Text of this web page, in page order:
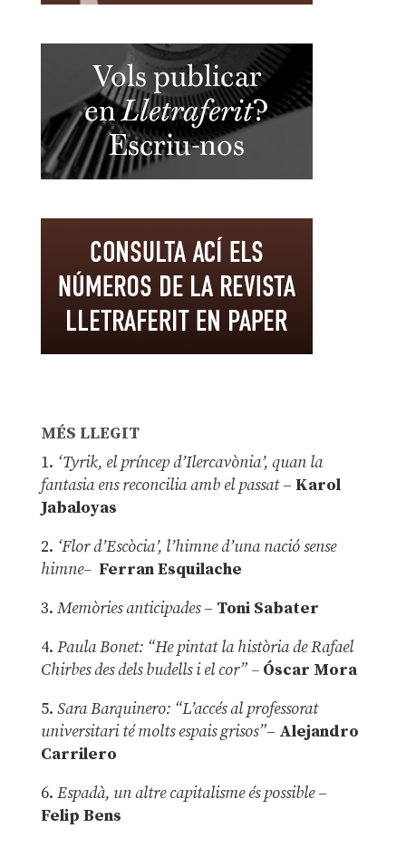
MÉS LLEGIT
1. ‘Tyrik, el príncep d’Ilercavònia’, quan la
fantasia ens reconcilia amb el passat– Karol
Jabaloyas
2. ‘Flor d’Escòcia’, l’himne d’una nació sense
himne– Ferran Esquilache
3. Memòries anticipades– Toni Sabater
4. Paula Bonet: “He pintat la història de Rafael
Chirbes des dels budells i el cor” –Óscar Mora
5. Sara Barquinero: “L’accés al professorat
universitari té molts espais grisos”– Alejandro
Carrilero
6. Espadà, un altre capitalisme és possible –
Felip Bens